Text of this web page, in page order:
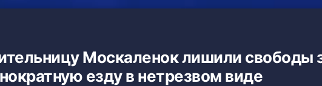
Москаленок лишили свободы
езду в нетрезвом виде